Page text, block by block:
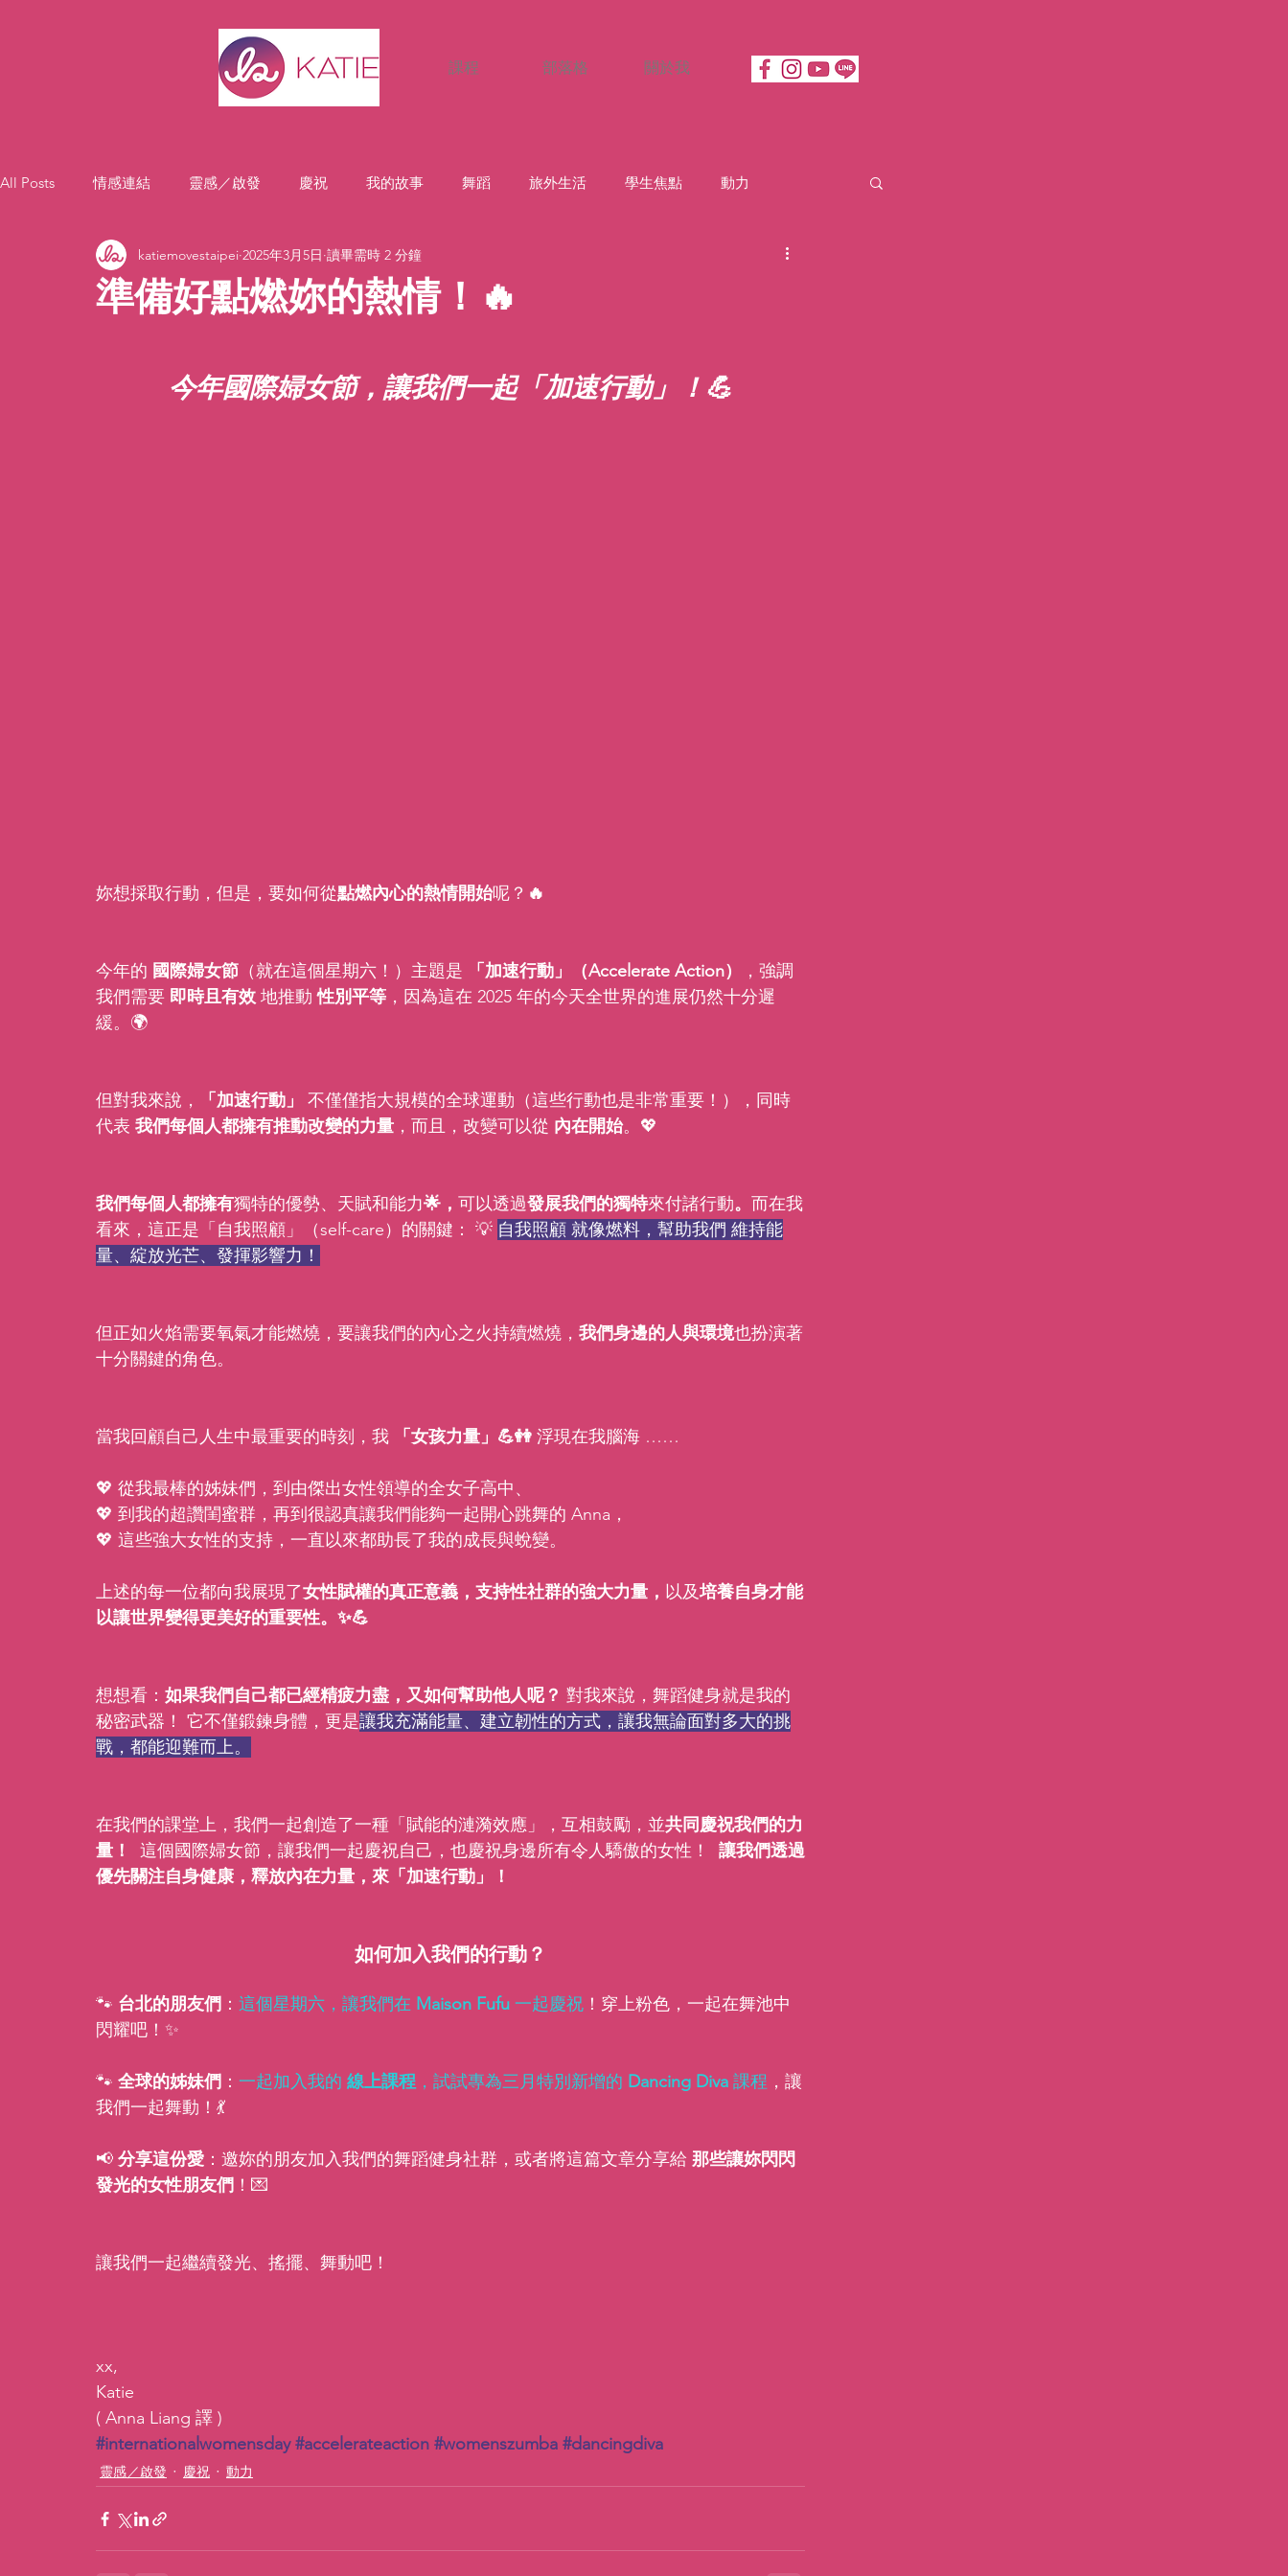
課程 部落格 關於我
All Posts 情感連結 靈感／啟發 慶祝 我的故事 舞蹈 旅外生活 學生焦點 動力
準備好點燃妳的熱情！🔥
katiemovestaipei 2025年3月5日 讀畢需時 2 分鐘
今年國際婦女節，讓我們一起「加速行動」！💪
妳想採取行動，但是，要如何從點燃內心的熱情開始呢？ 🔥
今年的 國際婦女節 （就在這個星期六！）主題是 「加速行動」（Accelerate Action）
，強調
我們需要 即時且有效 地推動 性別平等 ，因為這在 2025 年的今天全世界的進展仍然十分遲
緩。🌍
但對我來說， 「加速行動」
不僅僅指大規模的全球運動（這些行動也是非常重要！），同時
代表 我們每個人都擁有推動改變的力量 ，而且，改變可以從 內在開始。💖
我們每個人都擁有獨特的優勢、天賦和能力🌟， 可以透過發展我們的獨特來付諸行動。 而在我
看來，這正是「自我照顧」（self-care）的關鍵： 💡 自我照顧 就像燃料，幫助我們 維持能
量、綻放光芒、發揮影響力！
但正如火焰需要氧氣才能燃燒，要讓我們的內心之火持續燃燒， 我們身邊的人與環境也扮演著
十分關鍵的角色。
當我回顧自己人生中最重要的時刻，我 「女孩力量」💪👭 浮現在我腦海 ……
💖 從我最棒的姊妹們，到由傑出女性領導的全女子高中、
💖 到我的超讚閨蜜群，再到很認真讓我們能夠一起開心跳舞的 Anna，
💖 這些強大女性的支持，一直以來都助長了我的成長與蛻變。
上述的每一位都向我展現了女性賦權的真正意義，支持性社群的強大力量， 以及培養自身才能
以讓世界變得更美好的重要性。✨💪
想想看： 如果我們自己都已經精疲力盡，又如何幫助他人呢？ 對我來說，舞蹈健身就是我的
秘密武器！ 它不僅鍛鍊身體，更是讓我充滿能量、建立韌性的方式，讓我無論面對多大的挑
戰，都能迎難而上。
在我們的課堂上，我們一起創造了一種「賦能的漣漪效應」，互相鼓勵，並共同慶祝我們的力
量！
這個國際婦女節，讓我們一起慶祝自己，也慶祝身邊所有令人驕傲的女性！ 讓我們透過
優先關注自身健康，釋放內在力量，來「加速行動」！
如何加入我們的行動？
🐾 台北的朋友們 ： 這個星期六，讓我們在 Maison Fufu 一起慶祝 ！穿上粉色，一起在舞池中
閃耀吧！✨
🐾 全球的姊妹們 ： 一起加入我的 線上課程 ，試試專為三月特別新增的 Dancing Diva 課程 ，讓
我們一起舞動！💃
📢 分享這份愛 ：邀妳的朋友加入我們的舞蹈健身社群，或者將這篇文章分享給 那些讓妳閃閃
發光的女性朋友們 ！💌
讓我們一起繼續發光、搖擺、舞動吧！
xx,
Katie
( Anna Liang 譯 )
#internationalwomensday #accelerateaction #womenszumba #dancingdiva
靈感／啟發 慶祝 動力